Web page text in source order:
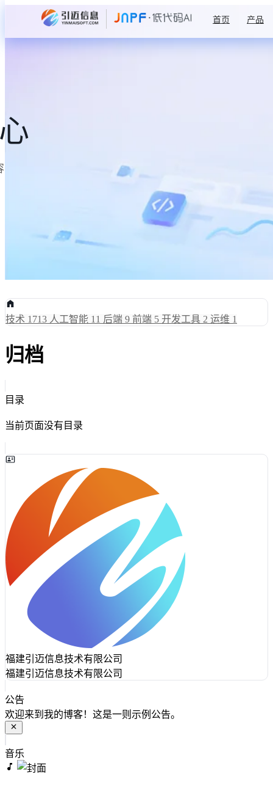
首页 产品
技术 1713 人工智能 11 后端 9 前端 5 开发工具 2 运维 1
归档
目录
当前页面没有目录
福建引迈信息技术有限公司
福建引迈信息技术有限公司
公告
欢迎来到我的博客！这是一则示例公告。
音乐